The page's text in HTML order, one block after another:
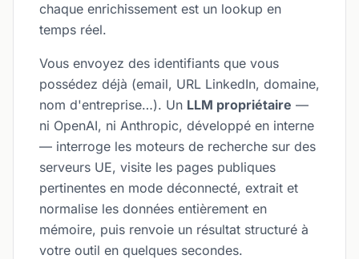
chaque enrichissement est un lookup en
temps réel.
Vous envoyez des identifiants que vous
possédez déjà (email, URL LinkedIn, domaine,
nom d'entreprise…). Un LLM propriétaire —
ni OpenAI, ni Anthropic, développé en interne
— interroge les moteurs de recherche sur des
serveurs UE, visite les pages publiques
pertinentes en mode déconnecté, extrait et
normalise les données entièrement en
mémoire, puis renvoie un résultat structuré à
votre outil en quelques secondes.